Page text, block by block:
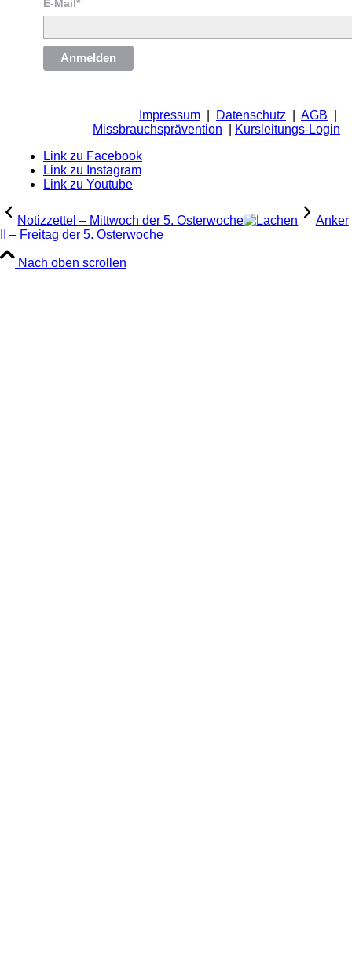
E-Mail*
Anmelden
Impressum Datenschutz AGB
Missbrauchsprävention
Kursleitungs-Login
Link zu Facebook
Link zu Instagram
Link zu Youtube
Notizzettel – Mittwoch der 5. Osterwoche
Anker
II – Freitag der 5. Osterwoche
Nach oben scrollen